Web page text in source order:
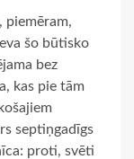
piemēram,
šo būtisko
bez
kas pie tām
septiņgadīgs
proti, svēti